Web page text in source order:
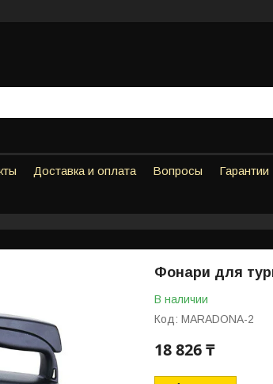
Доставка и оплата Вопросы Гарантии
Фонари для
В наличии
Код: MARADONA-2
18 826 ₸